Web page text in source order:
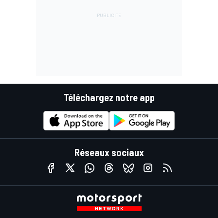
Téléchargez notre app
Réseaux sociaux